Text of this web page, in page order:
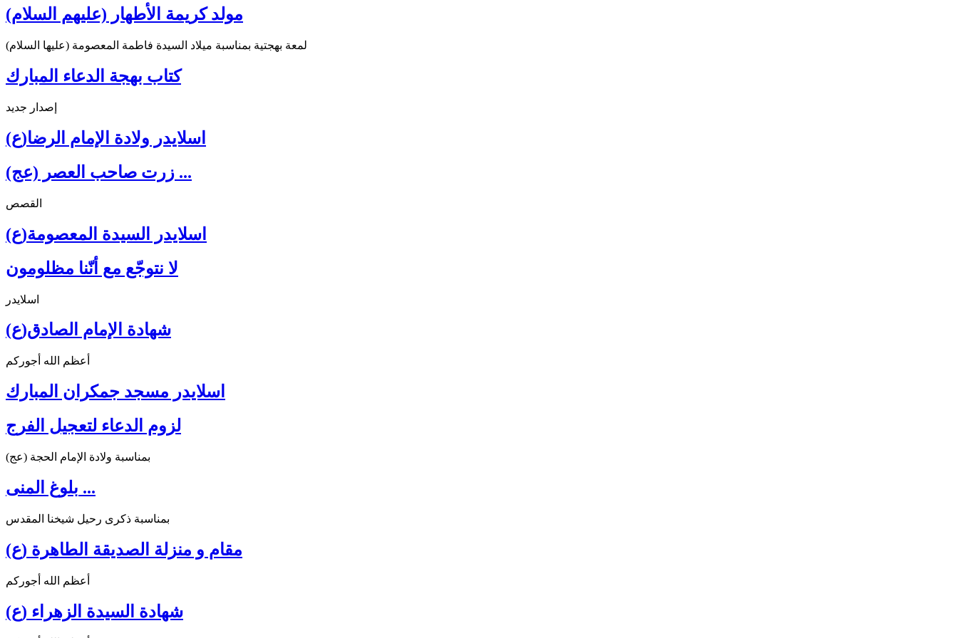
مولد كريمة الأطهار (عليهم السلام)
لمعة بهجتية بمناسبة ميلاد السيدة فاطمة المعصومة (عليها السلام)
كتاب بهجة الدعاء المبارك
إصدار جديد
اسلايدر ولادة الإمام الرضا(ع)
زرت صاحب العصر (عج) ...
القصص
اسلايدر السيدة المعصومة(ع)
لا نتوجّع مع أنّنا مظلومون
اسلايدر
شهادة الإمام الصادق(ع)
أعظم الله أجوركم
اسلايدر مسجد جمكران المبارك
لزوم الدعاء لتعجيل الفرج
بمناسبة ولادة الإمام الحجة (عج)
بلوغ المنى ...
بمناسبة ذكرى رحيل شيخنا المقدس
مقام و منزلة الصديقة الطاهرة (ع)
أعظم الله أجوركم
شهادة السيدة الزهراء (ع)